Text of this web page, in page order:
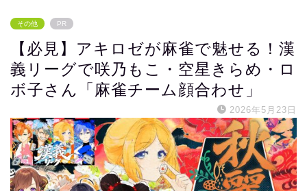
その他 PR
【必見】アキロゼが麻雀で魅せる！漢
義リーグで咲乃もこ・空星きらめ・ロ
ボ子さん「麻雀チーム顔合わせ」
2026年5月23日